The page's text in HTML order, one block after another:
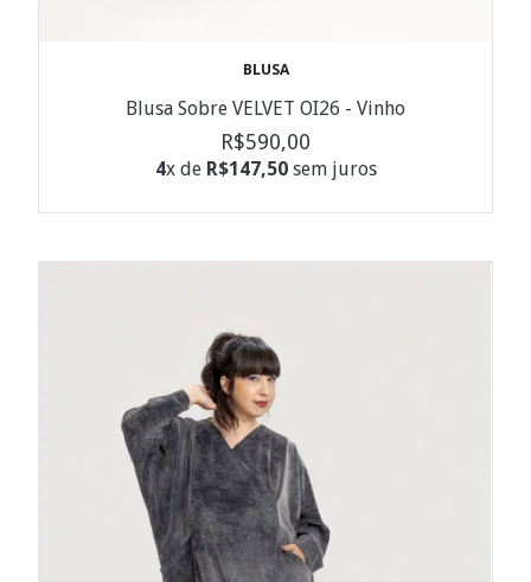
BLUSA
Blusa Sobre VELVET OI26 - Vinho
R$590,00
4x de R$147,50sem juros